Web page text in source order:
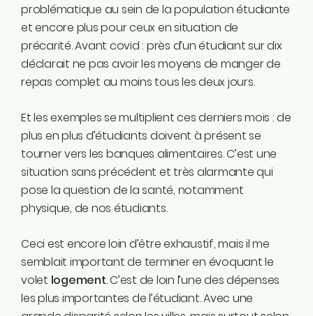
problématique au sein de la population étudiante
et encore plus pour ceux en situation de
précarité. Avant covid : près d’un étudiant sur dix
déclarait ne pas avoir les moyens de manger de
repas complet au moins tous les deux jours.
Et les exemples se multiplient ces derniers mois : de
plus en plus d’étudiants doivent à présent se
tourner vers les banques alimentaires. C’est une
situation sans précédent et très alarmante qui
pose la question de la santé, notamment
physique, de nos étudiants.
Ceci est encore loin d’être exhaustif, mais il me
semblait important de terminer en évoquant le
volet logement. C’est de loin l’une des dépenses
les plus importantes de l’étudiant. Avec une